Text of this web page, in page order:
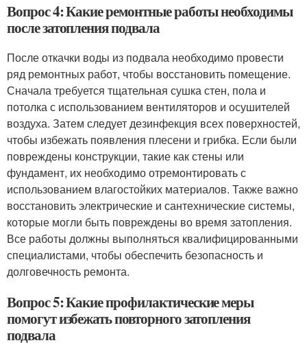
Вопрос 4: Какие ремонтные работы необходимы
после затопления подвала
После откачки воды из подвала необходимо провести
ряд ремонтных работ, чтобы восстановить помещение.
Сначала требуется тщательная сушка стен, пола и
потолка с использованием вентиляторов и осушителей
воздуха. Затем следует дезинфекция всех поверхностей,
чтобы избежать появления плесени и грибка. Если были
повреждены конструкции, такие как стены или
фундамент, их необходимо отремонтировать с
использованием влагостойких материалов. Также важно
восстановить электрические и сантехнические системы,
которые могли быть повреждены во время затопления.
Все работы должны выполняться квалифицированными
специалистами, чтобы обеспечить безопасность и
долговечность ремонта.
Вопрос 5: Какие профилактические меры
помогут избежать повторного затопления
подвала